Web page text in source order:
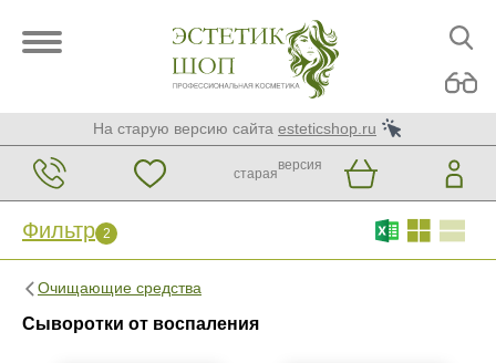
На старую версию сайта esteticshop.ru
старая
версия
Фильтр 2
Очищающие средства
Сыворотки от воспаления
Фильтр 2 Сброс